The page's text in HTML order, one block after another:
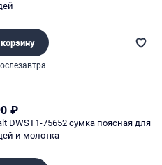
₽
DWST1-75652 сумка поясная для
и молотка